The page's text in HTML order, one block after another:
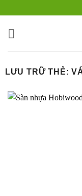
nội
LƯU TRỮ THẺ: